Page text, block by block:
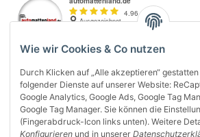
Wie wir Cookies & Co nutzen
Durch Klicken auf „Alle akzeptieren“
folgender Dienste auf unserer Website:
Google Analytics, Google Ads, Google Tag
Google Tag Manager. Sie können die
(Fingerabdruck-Icon links unten). Weitere
Konfigurieren und in unserer
Über uns
Informationen